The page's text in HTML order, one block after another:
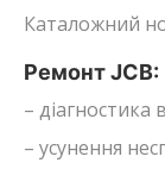
Каталожний
Ремонт JCB:
– діагностика
– усунення